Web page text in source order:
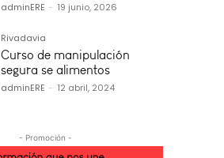
adminERE - 19 junio, 2026
Rivadavia
Curso de manipulación
segura se alimentos
adminERE - 12 abril, 2024
- Promoción -